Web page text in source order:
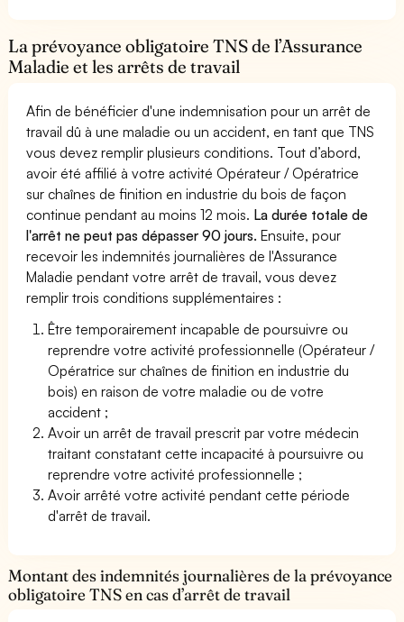
La prévoyance obligatoire TNS de l’Assurance
Maladie et les arrêts de travail
Afin de bénéficier d'une indemnisation pour un arrêt de
travail dû à une maladie ou un accident, en tant que TNS
vous devez remplir plusieurs conditions. Tout d’abord,
avoir été affilié à votre activité Opérateur / Opératrice
sur chaînes de finition en industrie du bois de façon
continue pendant au moins 12 mois. La durée totale de
l'arrêt ne peut pas dépasser 90 jours. Ensuite, pour
recevoir les indemnités journalières de l'Assurance
Maladie pendant votre arrêt de travail, vous devez
remplir trois conditions supplémentaires :
Être temporairement incapable de poursuivre ou
reprendre votre activité professionnelle (Opérateur /
Opératrice sur chaînes de finition en industrie du
bois) en raison de votre maladie ou de votre
accident ;
Avoir un arrêt de travail prescrit par votre médecin
traitant constatant cette incapacité à poursuivre ou
reprendre votre activité professionnelle ;
Avoir arrêté votre activité pendant cette période
d'arrêt de travail.
Montant des indemnités journalières de la prévoyance
obligatoire TNS en cas d’arrêt de travail